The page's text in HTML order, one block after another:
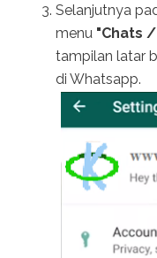
Selanjutnya
menu "Chats /
tampilan latar
di Whatsapp.